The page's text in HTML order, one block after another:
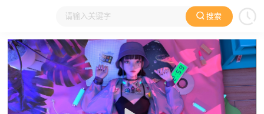
搜索
大家在看 日本动漫 国产动漫 欧美动漫 动漫电影